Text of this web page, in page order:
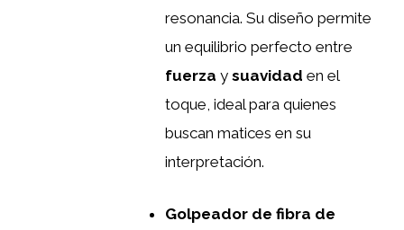
resonancia. Su diseño permite
un equilibrio perfecto entre
fuerza y suavidad en el
toque, ideal para quienes
buscan matices en su
interpretación.
Golpeador de fibra de